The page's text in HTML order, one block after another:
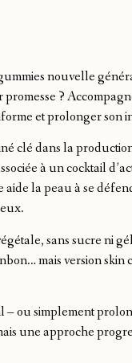
nouvelle
?
et prolonger son
clé dans la
à un cocktail
la peau à se
sans sucre ni
mais version skin
ou simplement
une approche